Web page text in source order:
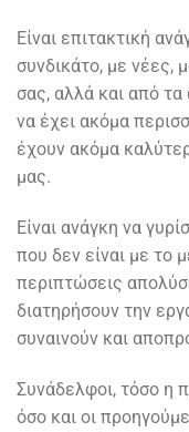
Είναι επιτακτική
συνδικάτο, με νέες,
σας, αλλά και από
να έχει ακόμα
έχουν ακόμα
μας.
Είναι ανάγκη να
που δεν είναι με το
περιπτώσεις
διατηρήσουν την
συναινούν και
Συνάδελφοι, τόσο η
όσο και οι